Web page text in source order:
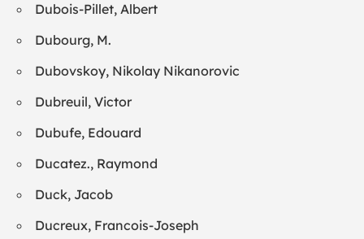
Dubois-Pillet, Albert
Dubourg, M.
Dubovskoy, Nikolay Nikanorovic
Dubreuil, Victor
Dubufe, Edouard
Ducatez., Raymond
Duck, Jacob
Ducreux, Francois-Joseph